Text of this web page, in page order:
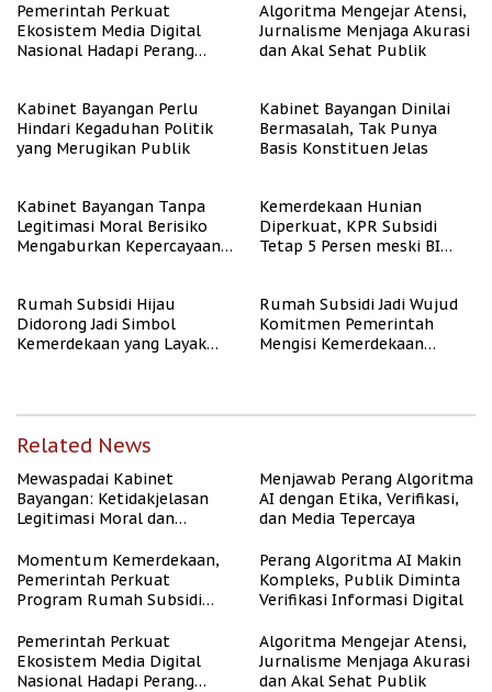
Pemerintah Perkuat
Ekosistem Media Digital
Nasional Hadapi Perang
Algoritma Mengejar Atensi,
Jurnalisme Menjaga Akurasi
dan Akal Sehat Publik
Kabinet Bayangan Perlu
Hindari Kegaduhan Politik
yang Merugikan Publik
Kabinet Bayangan Dinilai
Bermasalah, Tak Punya
Basis Konstituen Jelas
Kabinet Bayangan Tanpa
Legitimasi Moral Berisiko
Mengaburkan Kepercayaan
Kemerdekaan Hunian
Diperkuat, KPR Subsidi
Tetap 5 Persen meski BI
Rumah Subsidi Hijau
Didorong Jadi Simbol
Kemerdekaan yang Layak
Rumah Subsidi Jadi Wujud
Komitmen Pemerintah
Mengisi Kemerdekaan
Related News
Mewaspadai Kabinet
Bayangan: Ketidakjelasan
Legitimasi Moral dan
Menjawab Perang Algoritma
AI dengan Etika, Verifikasi,
dan Media Tepercaya
Momentum Kemerdekaan,
Pemerintah Perkuat
Program Rumah Subsidi
Berpenghasilan Rendah
Perang Algoritma AI Makin
Kompleks, Publik Diminta
Verifikasi Informasi Digital
Pemerintah Perkuat
Ekosistem Media Digital
Nasional Hadapi Perang
Algoritma Mengejar Atensi,
Jurnalisme Menjaga Akurasi
dan Akal Sehat Publik